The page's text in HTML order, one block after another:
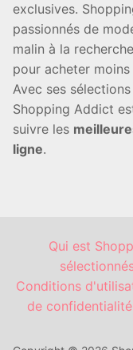
exclusives.
passionnés de
malin à la
pour acheter moins
Avec ses
Shopping Addict
suivre les
ligne.
Qui est
Conditions
de